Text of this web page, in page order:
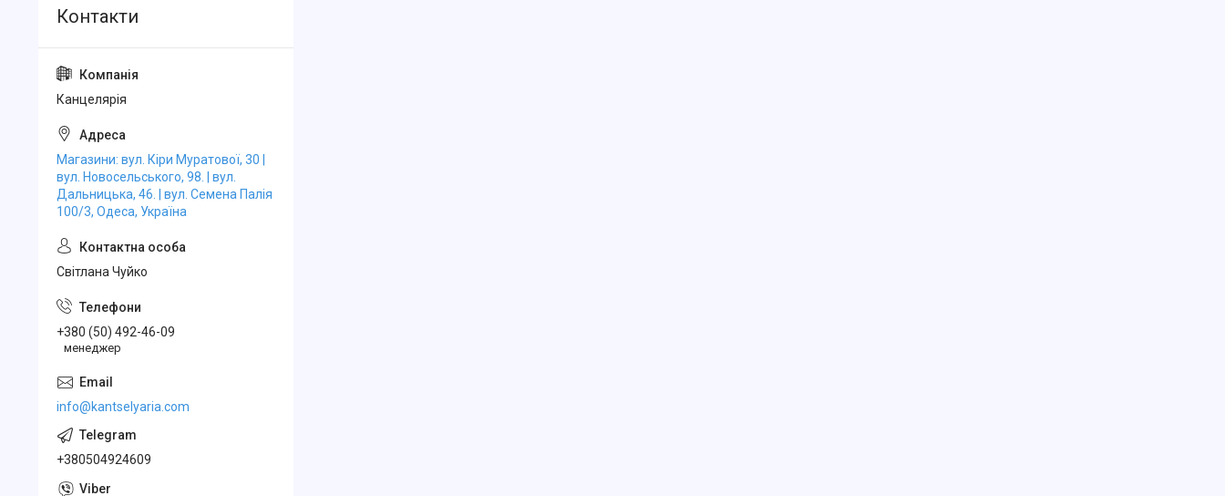
Канцелярiя
Магазини: вул. Кіри Муратової, 30 |
вул. Новосельського, 98. | вул.
Дальницька, 46. | вул. Семена Палія
100/3, Одеса, Україна
Свiтлана Чуйко
+380 (50) 492-46-09
менеджер
info@kantselyaria.com
+380504924609